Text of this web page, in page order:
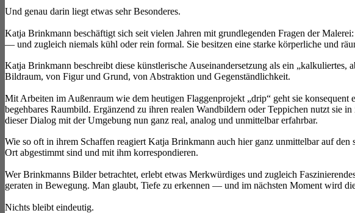
Und genau darin liegt etwas sehr Besonderes.
Katja Brinkmann beschäftigt sich seit vielen Jahren mit grundlegenden Fragen der
— und zugleich niemals kühl oder rein formal. Sie besitzen eine starke körperliche und
Katja Brinkmann beschreibt diese künstlerische Auseinandersetzung als ein
Bildraum, von Figur und Grund, von Abstraktion und Gegenständlichkeit.
Mit Arbeiten im Außenraum wie dem heutigen Flaggenprojekt „drip“ geht sie
begehbares Raumbild. Ergänzend zu ihren realen Wandbildern oder Teppichen nutzt
dieser Dialog mit der Umgebung nun ganz real, analog und unmittelbar erfahrbar.
Wie so oft in ihrem Schaffen reagiert Katja Brinkmann auch hier ganz unmittelbar auf
Ort abgestimmt sind und mit ihm korrespondieren.
Wer Brinkmanns Bilder betrachtet, erlebt etwas Merkwürdiges und zugleich
geraten in Bewegung. Man glaubt, Tiefe zu erkennen — und im nächsten Moment wird
Nichts bleibt eindeutig.